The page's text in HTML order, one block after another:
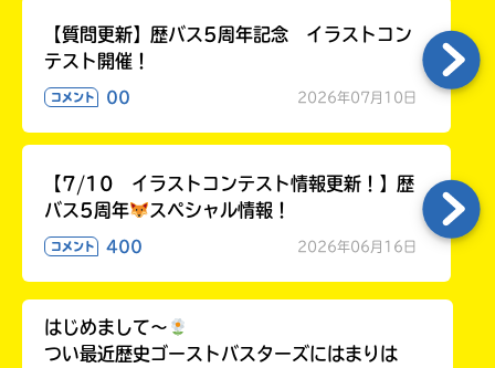
【質問更新】歴バス5周年記念 イラストコン
テスト開催！
コメント 00 2026年07月10日
【7/10 イラストコンテスト情報更新！】歴
バス5周年
スペシャル情報！
コメント 400 2026年06月16日
はじめまして〜
つい最近歴史ゴーストバスターズにはまりは